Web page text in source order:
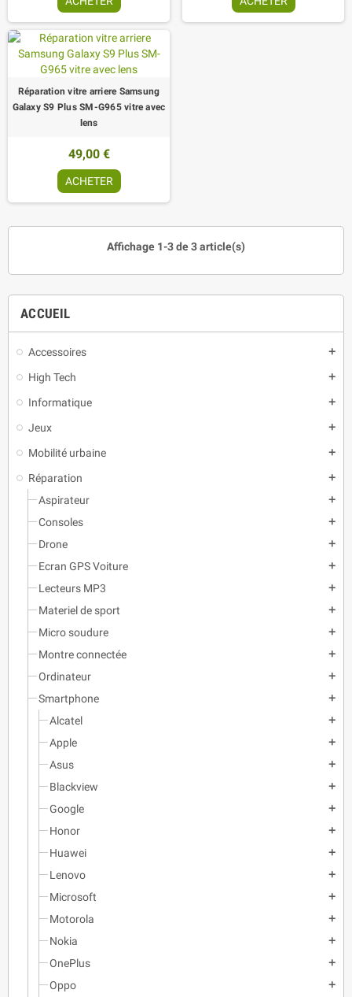
ACCUEIL
Accessoires add
High Tech add
Informatique add
Jeux add
Mobilité urbaine add
Réparation add
Aspirateur add
Consoles add
Drone add
Ecran GPS Voiture add
Lecteurs MP3 add
Materiel de sport add
Micro soudure add
Montre connectée add
Ordinateur add
Smartphone add
Alcatel add
Apple add
Asus add
Blackview add
Google add
Honor add
Huawei add
Lenovo add
Microsoft add
Motorola add
Nokia add
OnePlus add
Oppo add
Réparation vitre arriere Samsung
Galaxy S9 Plus SM-G965 vitre avec
lens
49,00 €
ACHETER
Affichage 1-3 de 3 article(s)